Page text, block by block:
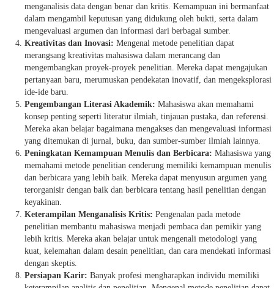
menganalisis data dengan benar dan kritis. Kemampuan ini bermanfaat
dalam mengambil keputusan yang didukung oleh bukti, serta dalam
mengevaluasi argumen dan informasi dari berbagai sumber.
Kreativitas dan Inovasi: Mengenal metode penelitian dapat
merangsang kreativitas mahasiswa dalam merancang dan
mengembangkan proyek-proyek penelitian. Mereka dapat mengajukan
pertanyaan baru, merumuskan pendekatan inovatif, dan mengeksplorasi
ide-ide baru.
Pengembangan Literasi Akademik: Mahasiswa akan memahami
konsep penting seperti literatur ilmiah, tinjauan pustaka, dan referensi.
Mereka akan belajar bagaimana mengakses dan mengevaluasi informasi
yang ditemukan di jurnal, buku, dan sumber-sumber ilmiah lainnya.
Peningkatan Kemampuan Menulis dan Berbicara: Mahasiswa yang
memahami metode penelitian cenderung memiliki kemampuan menulis
dan berbicara yang lebih baik. Mereka dapat menyusun argumen yang
terorganisir dengan baik dan berbicara tentang hasil penelitian dengan
keyakinan.
Keterampilan Menganalisis Kritis: Pengenalan pada metode
penelitian membantu mahasiswa menjadi pembaca dan pemikir yang
lebih kritis. Mereka akan belajar untuk mengenali metodologi yang
kuat, kelemahan dalam desain penelitian, dan cara mendekati informasi
dengan skeptis.
Persiapan Karir: Banyak profesi mengharapkan individu memiliki